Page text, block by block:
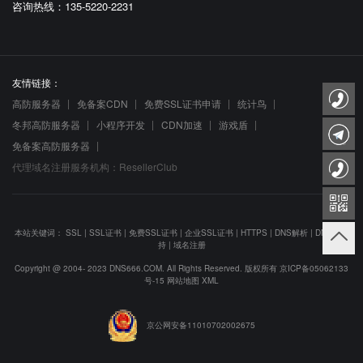
咨询热线：135-5220-2231
友情链接：
高防服务器
免备案CDN 免费SSL证书申请
统计鸟
冬邦高防服务器
小程序开发 CDN加速
游戏盾
免备案高防服务器
代理域名注册服务机构：ResellerClub
本站关键词： SSL | SSL证书 | 免费SSL证书 | 企业SSL证书 | HTTPS | DNS解析 | DNS防劫
持| 域名注册
Copyright @ 2004- 2023 DNS666.COM. All Rights Reserved. 版权所有 京ICP备05062133
号-15 网站地图 XML
京公网安备11010702002675